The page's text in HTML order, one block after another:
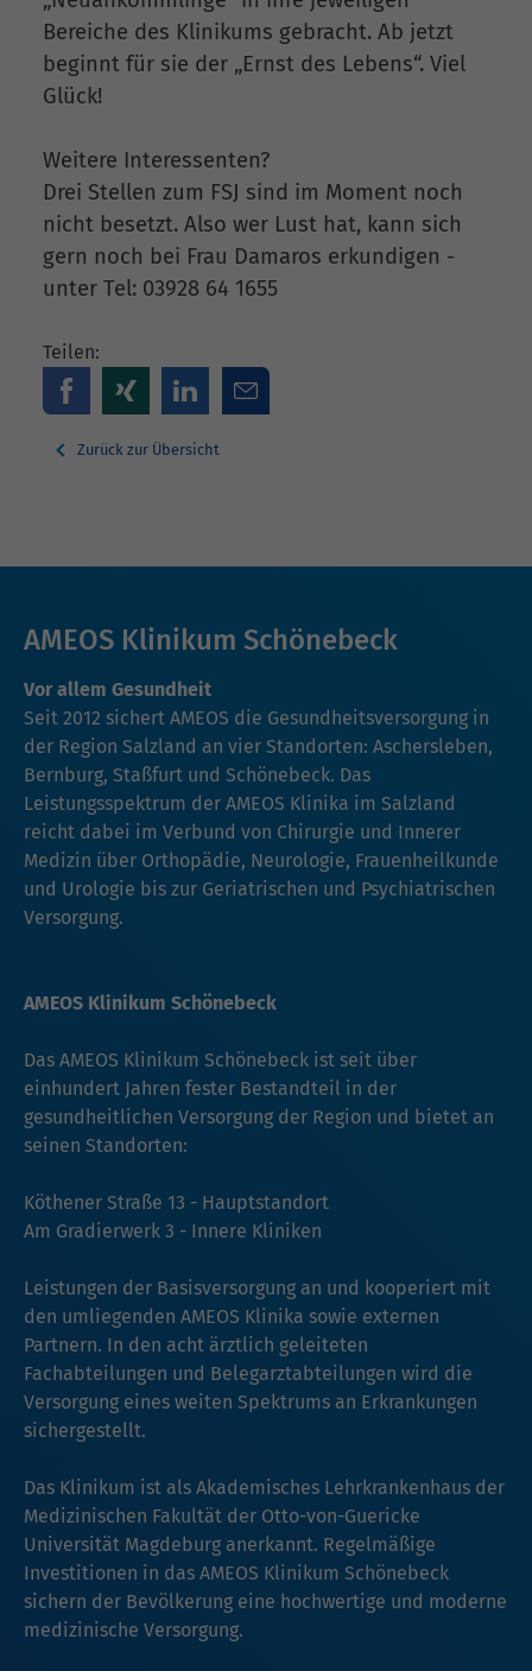
Bereiche des Klinikums gebracht. Ab jetzt
beginnt für sie der „Ernst des Lebens“. Viel
Glück!
Weitere Interessenten?
Drei Stellen zum FSJ sind im Moment noch
nicht besetzt. Also wer Lust hat, kann sich
gern noch bei Frau Damaros erkundigen -
unter Tel: 03928 64 1655
Teilen:
Zurück zur Übersicht
AMEOS Klinikum Schönebeck
Vor allem Gesundheit
Seit 2012 sichert AMEOS die Gesundheitsversorgung in
der Region Salzland an vier Standorten: Aschersleben,
Bernburg, Staßfurt und Schönebeck. Das
Leistungsspektrum der AMEOS Klinika im Salzland
reicht dabei im Verbund von Chirurgie und Innerer
Medizin über Orthopädie, Neurologie, Frauenheilkunde
und Urologie bis zur Geriatrischen und Psychiatrischen
Versorgung.
AMEOS Klinikum Schönebeck
Das AMEOS Klinikum Schönebeck ist seit über
einhundert Jahren fester Bestandteil in der
gesundheitlichen Versorgung der Region und bietet an
seinen Standorten:
Köthener Straße 13 - Hauptstandort
Am Gradierwerk 3 - Innere Kliniken
Leistungen der Basisversorgung an und kooperiert mit
den umliegenden AMEOS Klinika sowie externen
Partnern. In den acht ärztlich geleiteten
Fachabteilungen und Belegarztabteilungen wird die
Versorgung eines weiten Spektrums an Erkrankungen
sichergestellt.
Das Klinikum ist als Akademisches Lehrkrankenhaus der
Medizinischen Fakultät der Otto-von-Guericke
Universität Magdeburg anerkannt. Regelmäßige
Investitionen in das AMEOS Klinikum Schönebeck
sichern der Bevölkerung eine hochwertige und moderne
medizinische Versorgung.